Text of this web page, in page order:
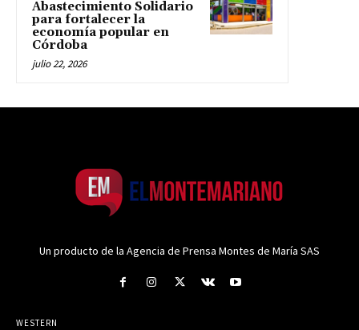
Abastecimiento Solidario
para fortalecer la
economía popular en
Córdoba
julio 22, 2026
Un producto de la Agencia de Prensa Montes de María SAS
WESTERN